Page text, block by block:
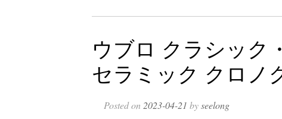
ウブロ クラシック
セラミック クロノ
Posted on2023-04-21 byseelong